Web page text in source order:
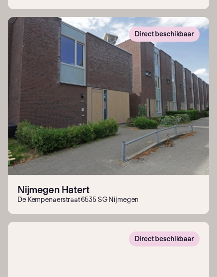
Direct beschikbaar
Nijmegen Hatert
De Kempenaerstraat 6535 SG Nijmegen
Direct beschikbaar